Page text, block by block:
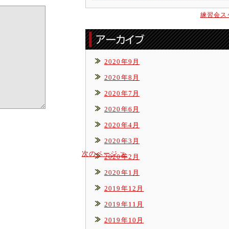
次のページ ≫
練習会ス
2020年9月
2020年8月
2020年7月
2020年6月
2020年4月
2020年3月
2020年2月
2020年1月
2019年12月
2019年11月
2019年10月